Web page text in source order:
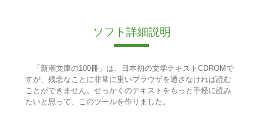
ソフト詳細説明
「新潮文庫の100冊」は、日本初の文学テキストCDROMで
すが、残念なことに非常に重いブラウザを通さなければ読む
ことができません。せっかくのテキストをもっと手軽に読み
たいと思って、このツールを作りました。